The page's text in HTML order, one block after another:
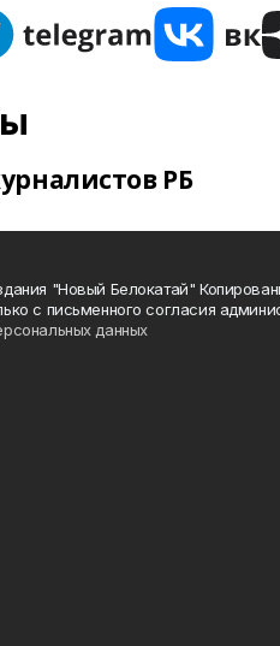
РБ
"Новый Белокатай"
с письменного согласия
данных